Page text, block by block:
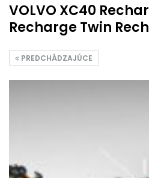
VOLVO XC40
Recharge Twin
PREDCHÁDZAJÚCE